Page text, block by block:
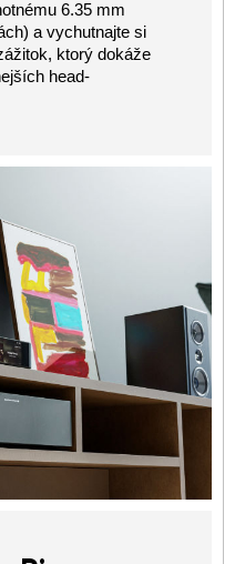
6.35 mm
a vychutnajte si
ktorý dokáže
head-